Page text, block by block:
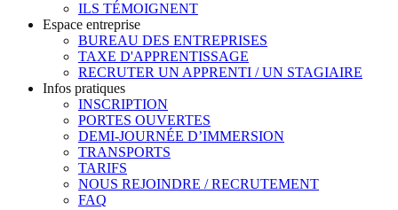
ILS TÉMOIGNENT
Espace entreprise
BUREAU DES ENTREPRISES
TAXE D'APPRENTISSAGE
RECRUTER UN APPRENTI / UN STAGIAIRE
Infos pratiques
INSCRIPTION
PORTES OUVERTES
DEMI-JOURNÉE D’IMMERSION
TRANSPORTS
TARIFS
NOUS REJOINDRE / RECRUTEMENT
FAQ